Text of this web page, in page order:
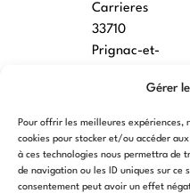
Gérer
Pour offrir les meilleures expériences,
cookies pour stocker et/ou accéder
à ces technologies nous permettra de
de navigation ou les ID uniques sur
consentement peut avoir un effet
Carrieres
33710
Prignac-et-
7 rue des
écoles
34790